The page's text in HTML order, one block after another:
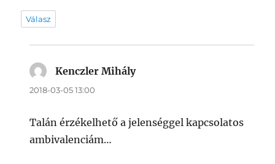
Válasz
Kenczler Mihályszerint:
2018-03-05 13:00
Talán érzékelhető a jelenséggel kapcsolatos
ambivalenciám…